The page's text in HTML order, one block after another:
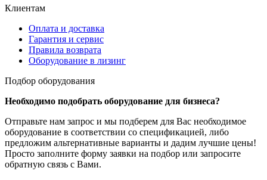
Клиентам
Оплата и доставка
Гарантия и сервис
Правила возврата
Оборудование в лизинг
Подбор оборудования
Необходимо подобрать оборудование для бизнеса?
Отправьте нам запрос и мы подберем для Вас необходимое
оборудование в соответствии со спецификацией, либо
предложим альтернативные варианты и дадим лучшие цены!
Просто заполните форму заявки на подбор или запросите
обратную связь с Вами.